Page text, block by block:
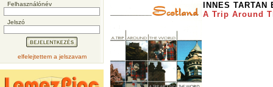
Felhasználónév
Jelszó
elfelejtettem a jelszavam
INNES TARTAN
A Trip Around